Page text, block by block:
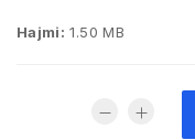
Hajmi: 1.50 MB